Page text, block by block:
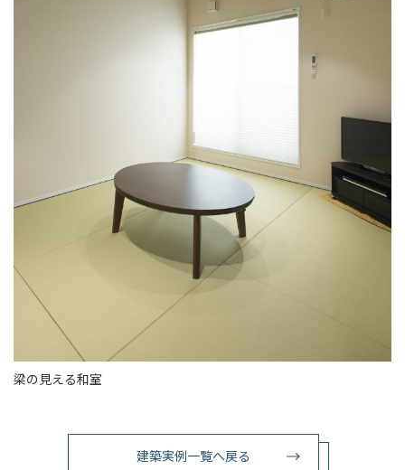
梁の見える和室
建築実例一覧へ戻る